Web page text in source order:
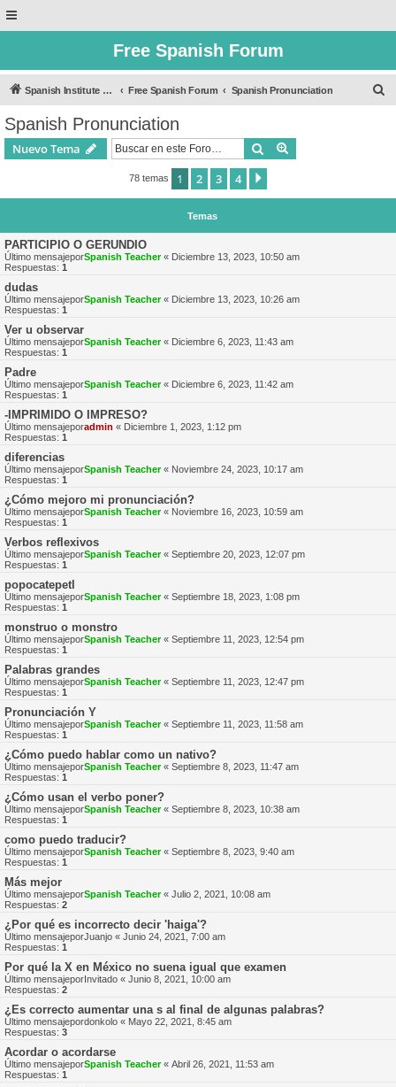
Free Spanish Forum
Spanish Institute of Puebla Free Spanish Forum Spanish Pronunciation
Spanish Pronunciation
Nuevo Tema Buscar
78 temas 1 2 3 4
Temas
PARTICIPIO O GERUNDIO
Último mensajeporSpanish Teacher« Diciembre 13, 2023, 10:50 am
Respuestas: 1
dudas
Último mensajeporSpanish Teacher« Diciembre 13, 2023, 10:26 am
Respuestas: 1
Ver u observar
Último mensajeporSpanish Teacher« Diciembre 6, 2023, 11:43 am
Respuestas: 1
Padre
Último mensajeporSpanish Teacher« Diciembre 6, 2023, 11:42 am
Respuestas: 1
-IMPRIMIDO O IMPRESO?
Último mensajeporadmin « Diciembre 1, 2023, 1:12 pm
Respuestas: 1
diferencias
Último mensajeporSpanish Teacher« Noviembre 24, 2023, 10:17 am
Respuestas: 1
¿Cómo mejoro mi pronunciación?
Último mensajeporSpanish Teacher« Noviembre 16, 2023, 10:59 am
Respuestas: 1
Verbos reflexivos
Último mensajeporSpanish Teacher« Septiembre 20, 2023, 12:07 pm
Respuestas: 1
popocatepetl
Último mensajeporSpanish Teacher« Septiembre 18, 2023, 1:08 pm
Respuestas: 1
monstruo o monstro
Último mensajeporSpanish Teacher« Septiembre 11, 2023, 12:54 pm
Respuestas: 1
Palabras grandes
Último mensajeporSpanish Teacher« Septiembre 11, 2023, 12:47 pm
Respuestas: 1
Pronunciación Y
Último mensajeporSpanish Teacher« Septiembre 11, 2023, 11:58 am
Respuestas: 1
¿Cómo puedo hablar como un nativo?
Último mensajeporSpanish Teacher« Septiembre 8, 2023, 11:47 am
Respuestas: 1
¿Cómo usan el verbo poner?
Último mensajeporSpanish Teacher« Septiembre 8, 2023, 10:38 am
Respuestas: 1
como puedo traducir?
Último mensajeporSpanish Teacher« Septiembre 8, 2023, 9:40 am
Respuestas: 1
Más mejor
Último mensajeporSpanish Teacher« Julio 2, 2021, 10:08 am
Respuestas: 2
¿Por qué es incorrecto decir 'haiga'?
Último mensajeporJuanjo « Junio 24, 2021, 7:00 am
Respuestas: 1
Por qué la X en México no suena igual que examen
Último mensajeporInvitado « Junio 8, 2021, 10:00 am
Respuestas: 2
¿Es correcto aumentar una s al final de algunas palabras?
Último mensajepordonkolo « Mayo 22, 2021, 8:45 am
Respuestas: 3
Acordar o acordarse
Último mensajeporSpanish Teacher« Abril 26, 2021, 11:53 am
Respuestas: 1